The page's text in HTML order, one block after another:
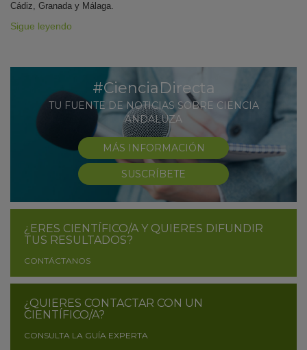
Cádiz, Granada y Málaga.
Sigue leyendo
#CienciaDirecta
TU FUENTE DE NOTICIAS SOBRE CIENCIA
ANDALUZA
MÁS INFORMACIÓN
SUSCRÍBETE
¿ERES CIENTÍFICO/A Y QUIERES DIFUNDIR
TUS RESULTADOS?
CONTÁCTANOS
¿QUIERES CONTACTAR CON UN
CIENTÍFICO/A?
CONSULTA LA GUÍA EXPERTA